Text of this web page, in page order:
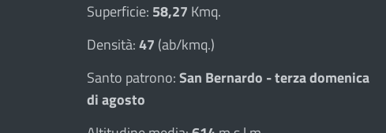
Superficie: 58,27 Kmq.
Densità:47 (ab/kmq.)
Santo patrono:San Bernardo - terza domenica
di agosto